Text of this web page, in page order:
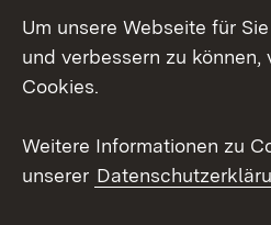
Messenger
Um unsere Webseite für
und verbessern zu können,
Cookies.
Weitere Informationen zu
unserer